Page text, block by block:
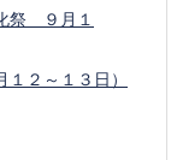
２～１３日）